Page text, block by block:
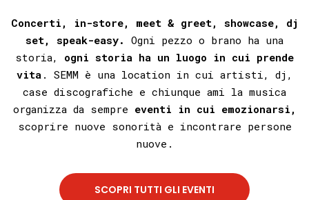
Concerti, in-store, meet & greet, showcase, dj
set, speak-easy. Ogni pezzo o brano ha una
storia, ogni storia ha un luogo in cui prende
vita . SEMM è una location in cui artisti, dj,
case discografiche e chiunque ami la musica
organizza da sempre eventi in cui emozionarsi,
scoprire nuove sonorità e incontrare persone
nuove.
SCOPRI TUTTI GLI EVENTI